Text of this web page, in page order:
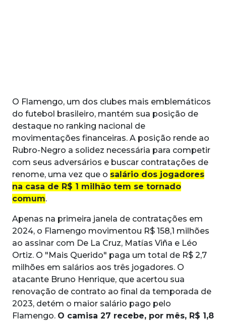
O Flamengo, um dos clubes mais emblemáticos
do futebol brasileiro, mantém sua posição de
destaque no ranking nacional de
movimentações financeiras. A posição rende ao
Rubro-Negro a solidez necessária para competir
com seus adversários e buscar contratações de
renome, uma vez que o salário dos jogadores
na casa de R$ 1 milhão tem se tornado
comum.
Apenas na primeira janela de contratações em
2024, o Flamengo movimentou R$ 158,1 milhões
ao assinar com De La Cruz, Matías Viña e Léo
Ortiz. O "Mais Querido" paga um total de R$ 2,7
milhões em salários aos três jogadores. O
atacante Bruno Henrique, que acertou sua
renovação de contrato ao final da temporada de
2023, detém o maior salário pago pelo
Flamengo. O camisa 27 recebe, por mês, R$ 1,8